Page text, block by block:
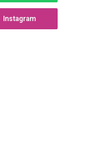
Instagram